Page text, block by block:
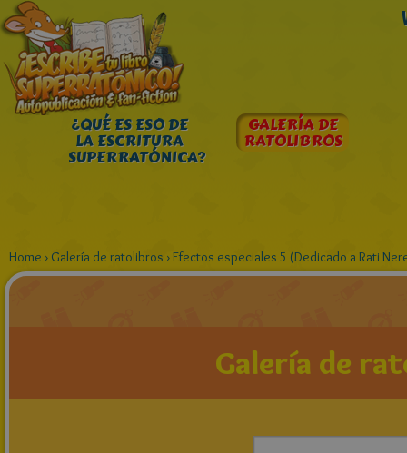
¿QUÉ ES ESO DE
LA ESCRITURA
SUPERRATÓNICA?
GALERÍA DE
RATOLIBROS
Home › Galería de ratolibros ›Efectos especiales 5 (Dedicado a Rati
Galería de